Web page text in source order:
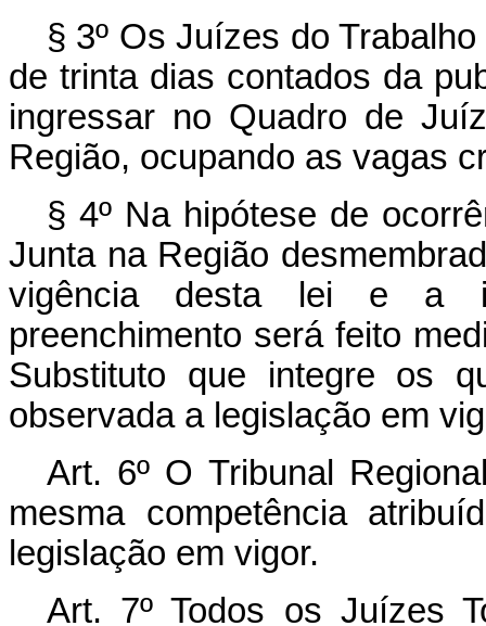
§ 3º Os Juízes do
de trinta dias contados da
ingressar no Quadro de
Região, ocupando as vagas
§ 4º Na hipótese de
Junta na Região
vigência desta lei e a
preenchimento será feito
Substituto que integre os
observada a legislação em
Art. 6º O Tribunal
mesma competência
legislação em vigor.
Art. 7º Todos os Juízes